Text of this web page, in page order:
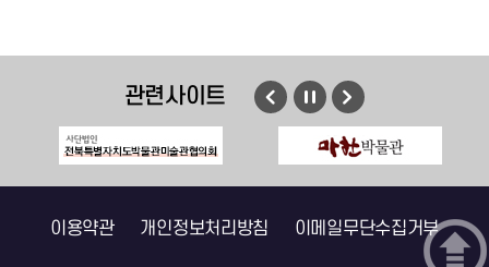
관련사이트 이전 다음
이용약관 개인정보처리방침 이메일무단수집거부